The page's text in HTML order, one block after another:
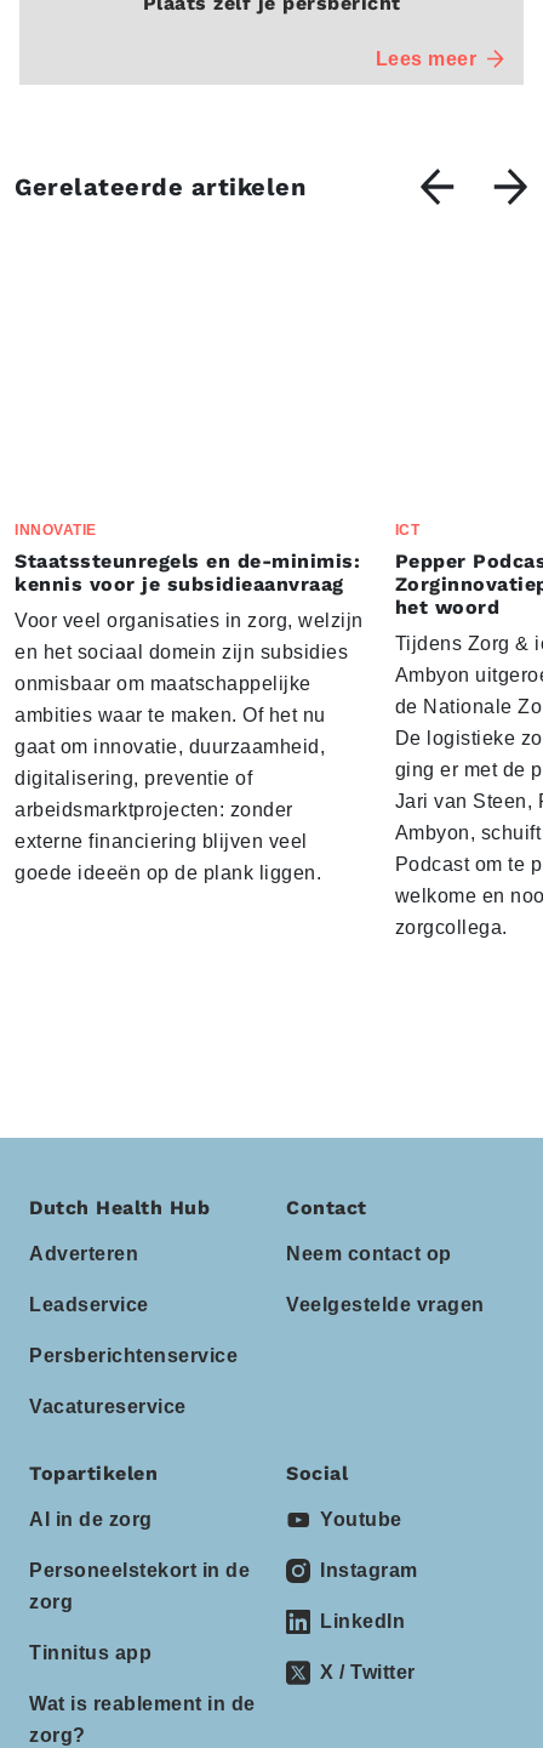
Lees meer
Gerelateerde artikelen
INNOVATIE
Staatssteunregels en de-minimis:
kennis voor je subsidieaanvraag
Voor veel organisaties in zorg, welzijn
en het sociaal domein zijn subsidies
onmisbaar om maatschappelijke
ambities waar te maken. Of het nu
gaat om innovatie, duurzaamheid,
digitalisering, preventie of
arbeidsmarktprojecten: zonder
externe financiering blijven veel
goede ideeën op de plank liggen.
ICT
Pepper
het woord
Tijdens Zorg &
Ambyon
de Nationale
De logistieke
ging er met de
Jari van Steen,
Ambyon,
Podcast om te
welkome en
zorgcollega.
Dutch Health Hub
Adverteren
Leadservice
Persberichtenservice
Vacatureservice
Contact
Neem contact op
Veelgestelde vragen
Topartikelen
AI in de zorg
Personeelstekort in de
zorg
Tinnitus app
Wat is reablement in de
zorg?
Social
Youtube
Instagram
LinkedIn
X / Twitter